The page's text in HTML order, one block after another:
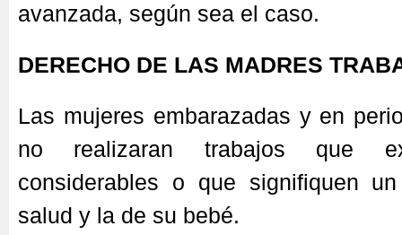
avanzada, según sea el caso.
DERECHO DE LAS MADRES
Las mujeres embarazadas y en
no realizaran trabajos que
considerables o que signifiquen
salud y la de su bebé.